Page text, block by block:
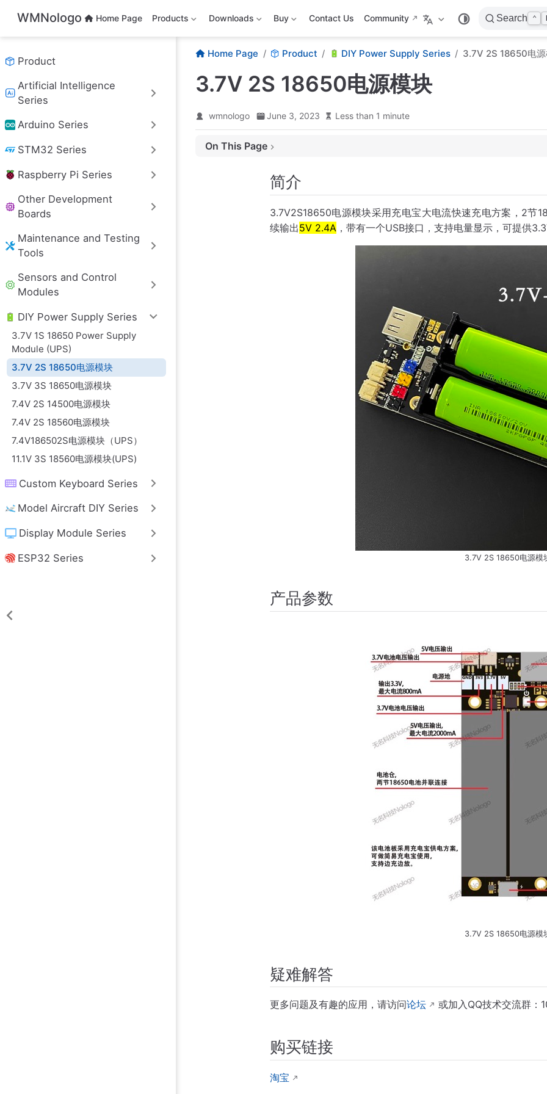
Skip to main content
WMNologo Home Page Products Downloads Buy Contact Us Community Search ⌃
Product
Artificial Intelligence
Series
Arduino Series
STM32 Series
Raspberry Pi Series
Other Development
Boards
Maintenance and Testing
Tools
Sensors and Control
Modules
DIY Power Supply Series
3.7V 1S 18650 Power Supply
Module (UPS)
3.7V 2S 18650电源模块
3.7V 3S 18650电源模块
7.4V 2S 14500电源模块
7.4V 2S 18560电源模块
7.4V186502S电源模块（UPS）
11.1V 3S 18560电源模块(UPS)
Custom Keyboard Series
Model Aircraft DIY Series
Display Module Series
ESP32 Series
Home Page Product DIY Power Supply Series 3.7V 2S 18650电
3.7V 2S 18650电源模块
wmnologo June 3, 2023 Less than 1 minute
On This Page
简介
3.7V2S18650电源模块采用充电宝大电流快速充电方案，2节
续输出5V 2.4A ，带有一个USB接口，支持电量显示，可提供
3.7V 2S 18650电源模
产品参数
3.7V 2S 18650电源模
疑难解答
更多问题及有趣的应用，请访问论坛 或加入QQ技术交流群
购买链接
淘宝